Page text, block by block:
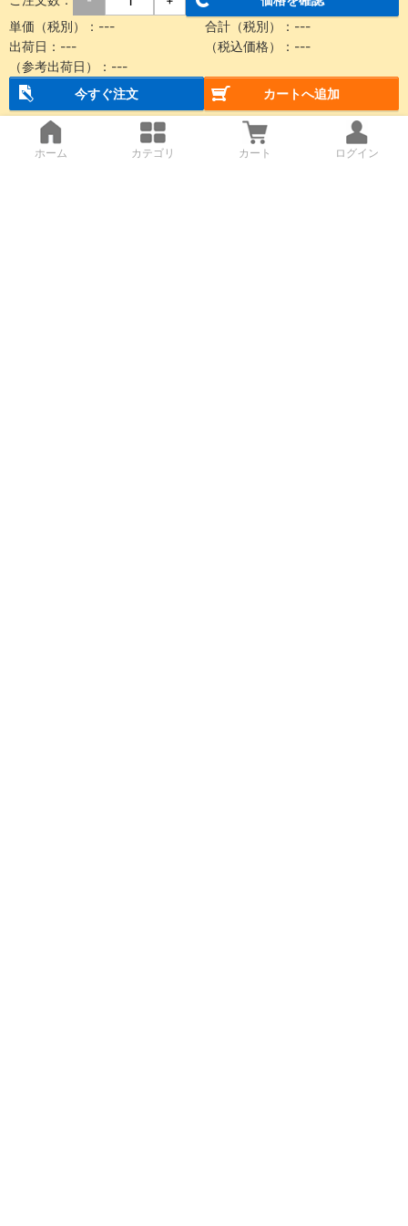
単価（税別）： --- 合計（税別）： ---
出荷日： --- （税込価格）： ---
（参考出荷日）： ---
今すぐ注文
カートへ追加
ホーム カテゴリ カート ログイン